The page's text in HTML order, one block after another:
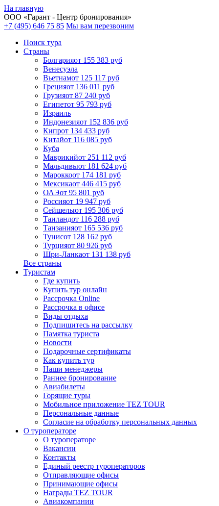
На главную
ООО «Гарант - Центр бронирования»
+7 (495) 646 75 85 Мы вам перезвоним
Поиск тура
Cтраны
Болгарияот 155 383 руб
Венесуэла
Вьетнамот 125 117 руб
Грецияот 136 011 руб
Грузияот 87 240 руб
Египетот 95 793 руб
Израиль
Индонезияот 152 836 руб
Кипрот 134 433 руб
Китайот 116 085 руб
Куба
Маврикийот 251 112 руб
Мальдивыот 181 624 руб
Мароккоот 174 181 руб
Мексикаот 446 415 руб
ОАЭот 95 801 руб
Россияот 19 947 руб
Сейшелыот 195 306 руб
Таиландот 116 288 руб
Танзанияот 165 536 руб
Тунисот 128 162 руб
Турцияот 80 926 руб
Шри-Ланкаот 131 138 руб
Все страны
Туристам
Где купить
Купить тур онлайн
Рассрочка Online
Рассрочка в офисе
Виды отдыха
Подпишитесь на рассылку
Памятка туриста
Новости
Подарочные сертификаты
Как купить тур
Наши менеджеры
Раннее бронирование
Авиабилеты
Горящие туры
Мобильное приложение TEZ TOUR
Персональные данные
Согласие на обработку персональных данных
О туроператоре
О туроператоре
Вакансии
Контакты
Единый реестр туроператоров
Отправляющие офисы
Принимающие офисы
Награды TEZ TOUR
Авиакомпании